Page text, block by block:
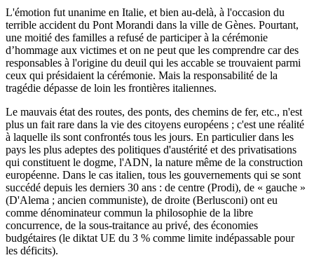
L'émotion fut unanime en Italie, et bien au-delà, à l'occasion du
terrible accident du Pont Morandi dans la ville de Gènes. Pourtant,
une moitié des familles a refusé de participer à la cérémonie
d’hommage aux victimes et on ne peut que les comprendre car des
responsables à l'origine du deuil qui les accable se trouvaient parmi
ceux qui présidaient la cérémonie. Mais la responsabilité de la
tragédie dépasse de loin les frontières italiennes.
Le mauvais état des routes, des ponts, des chemins de fer, etc., n'est
plus un fait rare dans la vie des citoyens européens ; c'est une réalité
à laquelle ils sont confrontés tous les jours. En particulier dans les
pays les plus adeptes des politiques d'austérité et des privatisations
qui constituent le dogme, l'ADN, la nature même de la construction
européenne. Dans le cas italien, tous les gouvernements qui se sont
succédé depuis les derniers 30 ans : de centre (Prodi), de « gauche »
(D'Alema ; ancien communiste), de droite (Berlusconi) ont eu
comme dénominateur commun la philosophie de la libre
concurrence, de la sous-traitance au privé, des économies
budgétaires (le diktat UE du 3 % comme limite indépassable pour
les déficits).